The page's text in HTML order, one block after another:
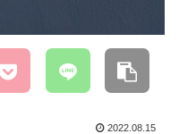
2022.08.15